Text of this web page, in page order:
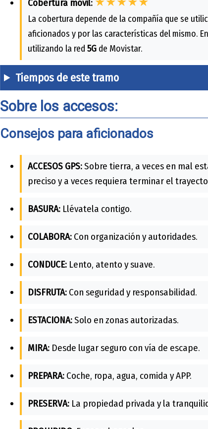
Cobertura móvil:
La cobertura depende de la compañía que se
aficionados y por las características del mismo.
utilizando la red 5G de Movistar.
Tiempos de este tramo
Sobre los accesos:
Consejos para aficionados
ACCESOS GPS:Sobre tierra, a veces en mal
preciso y a veces requiera terminar el
BASURA: Llévatela contigo.
COLABORA: Con organización y autoridades.
CONDUCE: Lento, atento y suave.
DISFRUTA: Con seguridad y responsabilidad.
ESTACIONA:Solo en zonas autorizadas.
MIRA: Desde lugar seguro con vía de escape.
PREPARA: Coche, ropa, agua, comida y APP.
PRESERVA: La propiedad privada y la